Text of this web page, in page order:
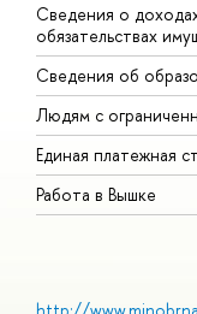
Сведения о
обязательствах
Сведения об
Людям с
Единая платежная
Работа в Вышке